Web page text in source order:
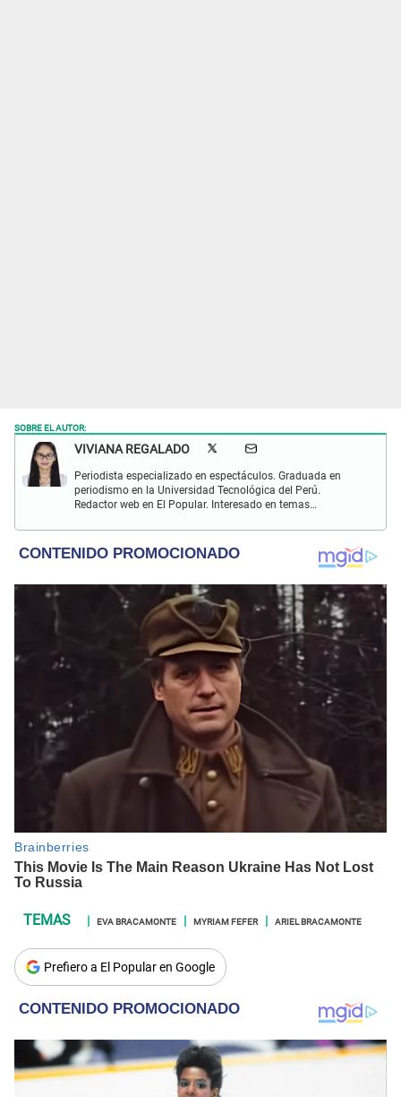
SOBRE EL AUTOR:
VIVIANA REGALADO
Periodista especializado en espectáculos. Graduada en
periodismo en la Universidad Tecnológica del Perú.
Redactor web en El Popular. Interesado en temas
y crónicas.
EVA BRACAMONTE MYRIAM FEFER ARIEL BRACAMONTE
Prefiero a El Popular en Google